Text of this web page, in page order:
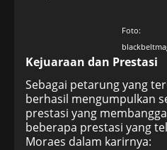
Foto:
Kejuaraan dan Prestasi
Sebagai petarung yang
berhasil mengumpulkan
prestasi yang
beberapa prestasi yang
Moraes dalam karirnya: